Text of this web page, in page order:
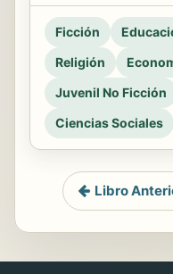
Ficción
Religión
Juvenil No Ficción
Ciencias Sociales
Libro